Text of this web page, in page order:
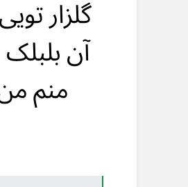
گلزار
آن بلبلک
منم